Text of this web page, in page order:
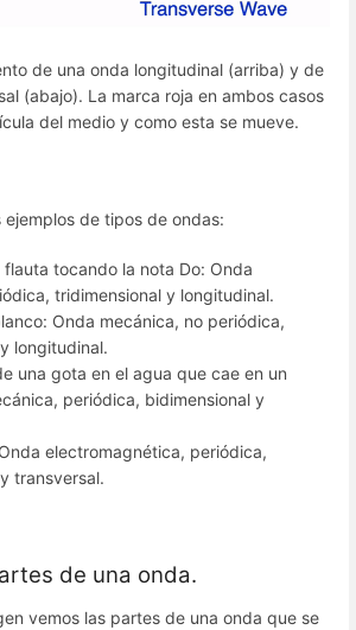
de una onda longitudinal (arriba) y de
(abajo). La marca roja en ambos casos
del medio y como esta se mueve.
ejemplos de tipos de ondas:
flauta tocando la nota Do: Onda
tridimensional y longitudinal.
Onda mecánica, no periódica,
longitudinal.
una gota en el agua que cae en un
periódica, bidimensional y
electromagnética, periódica,
transversal.
de una onda.
vemos las partes de una onda que se